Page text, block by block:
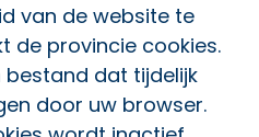
van de website te
de provincie cookies.
bestand dat tijdelijk
door uw browser.